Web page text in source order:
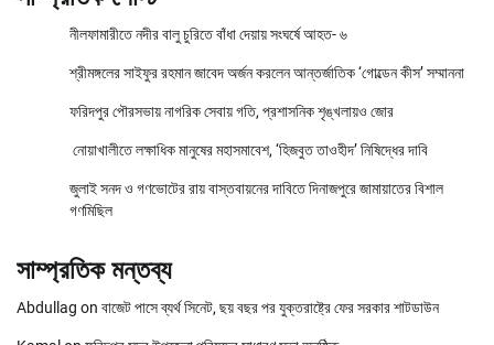
নীলফামারীতে নদীর বালু চুরিতে বাঁধা দেয়ায় সংঘর্ষে আহত- ৬
শ্রীমঙ্গলের সাইফুর রহমান জাবেদ অর্জন করলেন আন্তর্জাতিক ‘গোল্ডেন কীস’ সম্মাননা
ফরিদপুর পৌরসভায় নাগরিক সেবায় গতি, প্রশাসনিক শৃঙ্খলায়ও জোর
নোয়াখালীতে লক্ষাধিক মানুষের মহাসমাবেশ, ‘হিজবুত তাওহীদ’ নিষিদ্ধের দাবি
জুলাই সনদ ও গণভোটের রায় বাস্তবায়নের দাবিতে দিনাজপুরে জামায়াতের বিশাল
গণমিছিল
সাম্প্রতিক মন্তব্য
Abdullag on বাজেট পাসে ব্যর্থ সিনেট, ছয় বছর পর যুক্তরাষ্ট্রে ফের সরকার শাটডাউন